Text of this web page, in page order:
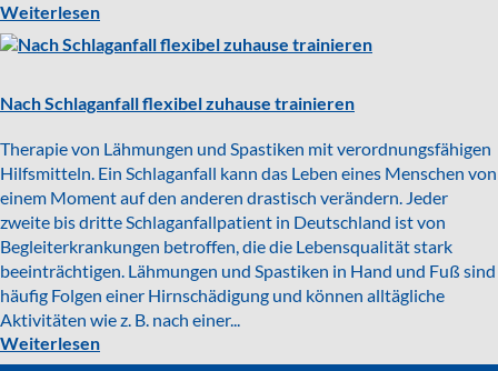
Weiterlesen
Nach Schlaganfall flexibel zuhause trainieren
Therapie von Lähmungen und Spastiken mit verordnungsfähigen
Hilfsmitteln. Ein Schlaganfall kann das Leben eines Menschen von
einem Moment auf den anderen drastisch verändern. Jeder
zweite bis dritte Schlaganfallpatient in Deutschland ist von
Begleiterkrankungen betroffen, die die Lebensqualität stark
beeinträchtigen. Lähmungen und Spastiken in Hand und Fuß sind
häufig Folgen einer Hirnschädigung und können alltägliche
Aktivitäten wie z. B. nach einer...
Weiterlesen